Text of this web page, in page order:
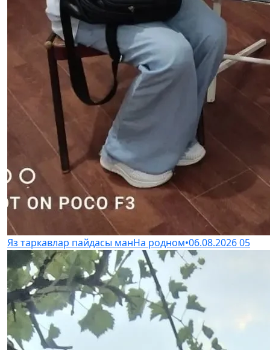
Яз таркавлар пайдасы манНа родном•06.08.202605